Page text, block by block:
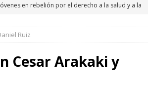
jóvenes en rebelión por el derecho a la salud y a la
Mamdani y qué actitud deben adoptar los
dos años de guerra en Gaza: ¿y qué nos depara el
Ruiz
Cesar Arakaki y